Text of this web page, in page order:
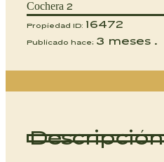
Cochera 2
Propiedad ID: 16472
Publicado hace; 3 meses .
Descripción